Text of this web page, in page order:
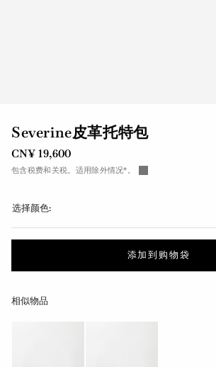
Severine皮革托特包
CN¥ 19,600
包含税费和关税。适用除外情况*。
选择颜色:
添加到购物袋
相似物品